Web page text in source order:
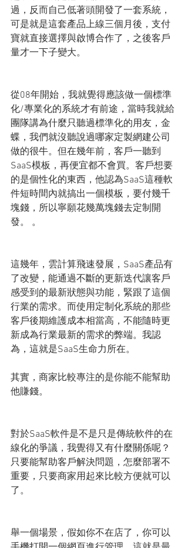
過，反而自己低著頭開發了一套系統，
可是就是這套產品上線三個月後，支付
寶就直接選擇與啟博合作了，之後客戶
量才一下子變大。
從08年開始，我就覺得應該做一個標準
化/專業化的系統才有前途，當時我就給
團隊講為什麼只聽過標準化的用友，金
蝶，我們就沒聽說過哪家定製網建公司
做的很牛。但在幾年前，客戶一聽到
SaaS模板，再便宜都不會買。客戶想要
的是個性化的東西，他認為SaaS這種軟
件短時間內就搞出一個模板，要付幾千
塊錢，所以寧願花幾萬塊錢去定制開
發。 。
這幾年，雲計算飛速發展，SaaS產品有
了改變，能通過不斷的更新迭代讓客戶
感受到的最新狀態與功能，緊跟了這個
行業的需求。而使用定制化系統的那些
客戶後期維護成本相當高，不能隨時更
新成為行業最新的需求的弊端。我認
為，這就是SaaS生命力所在。
其實，商家比較專注的是你能不能幫助
他賺錢。
對於SaaS軟件是不是只是傳統軟件的在
線化的爭議，我覺得又有什麼關係呢？
只要能幫助客戶解決問題，怎麼部署不
重要，只要商家用起來比較方便就可以
了。
舉一個場景，假如你不在店了，你可以